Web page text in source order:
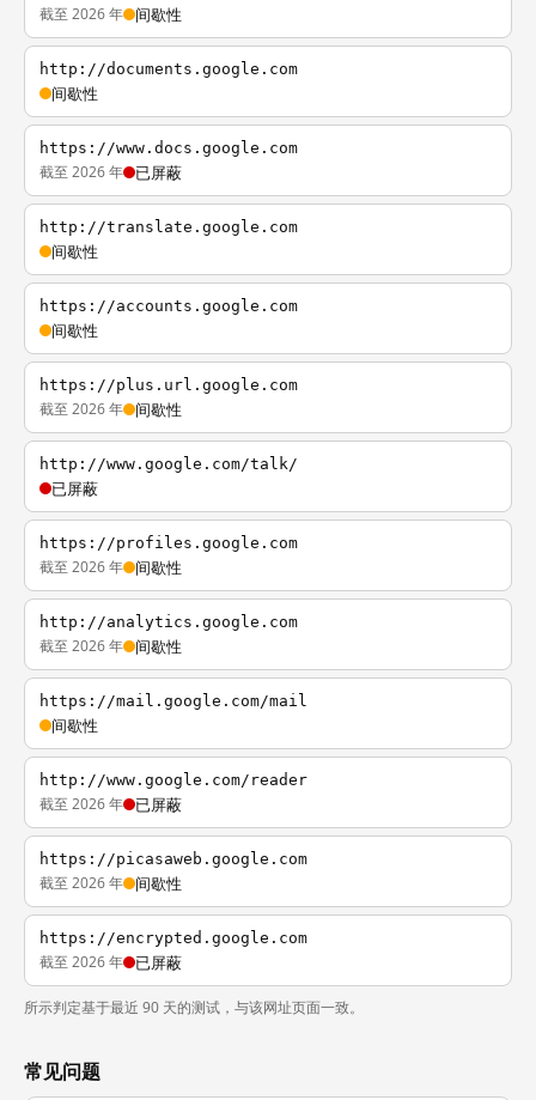
截至 2026 年 间歇性
http://documents.google.com
间歇性
https://www.docs.google.com
截至 2026 年 已屏蔽
http://translate.google.com
间歇性
https://accounts.google.com
间歇性
https://plus.url.google.com
截至 2026 年 间歇性
http://www.google.com/talk/
已屏蔽
https://profiles.google.com
截至 2026 年 间歇性
http://analytics.google.com
截至 2026 年 间歇性
https://mail.google.com/mail
间歇性
http://www.google.com/reader
截至 2026 年 已屏蔽
https://picasaweb.google.com
截至 2026 年 间歇性
https://encrypted.google.com
截至 2026 年 已屏蔽
所示判定基于最近 90 天的测试，与该网址页面一致。
常见问题